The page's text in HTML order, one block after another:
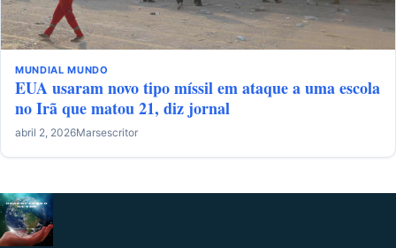
MUNDIAL MUNDO
EUA usaram novo tipo míssil em ataque a uma escola
no Irã que matou 21, diz jornal
abril 2, 2026Marsescritor